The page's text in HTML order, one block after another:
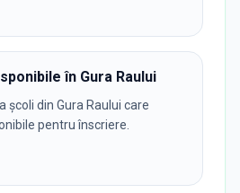
în Gura Raului
școli din Gura Raului care
pentru înscriere.